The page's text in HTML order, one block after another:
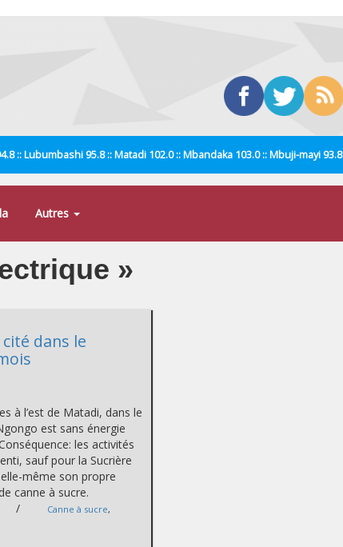
:: Lubumbashi 95.8 :: Matadi 102.0 :: Mbandaka 103.0 :: Mbuji-mayi 93.8
Autres
»
dans le
à l’est de Matadi, dans le
est sans énergie
les activités
sauf pour la Sucrière
même son propre
canne à sucre.
/ Canne à sucre,